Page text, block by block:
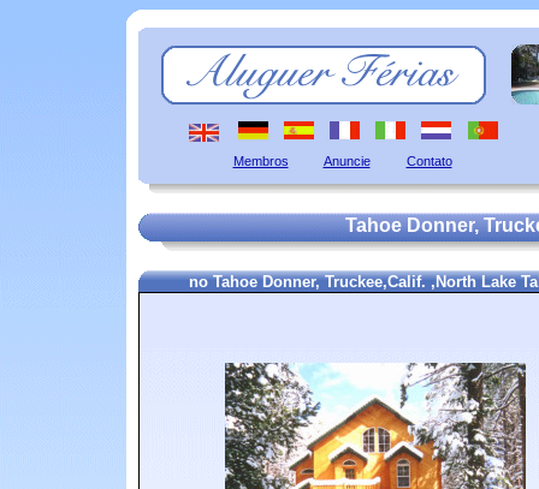
Membros Anuncie Contato
Tahoe Donner,
no Tahoe Donner, Truckee,Calif. ,North Lake